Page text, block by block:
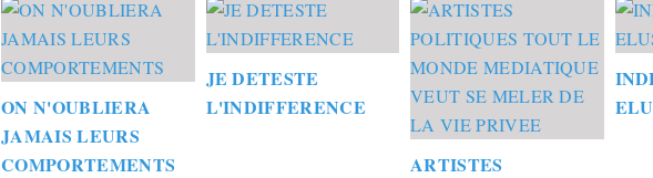
ON N'OUBLIERA
JAMAIS LEURS
COMPORTEMENTS
JE DETESTE
L'INDIFFERENCE
ARTISTES